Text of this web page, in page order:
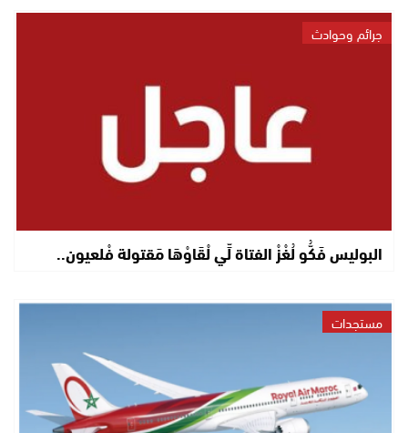
جرائم وحوادث
البوليس فَكُّو لُغْزْ الفتاة لِّي لْقَاوْهَا مَقتولة فْلعيون..
مستجدات